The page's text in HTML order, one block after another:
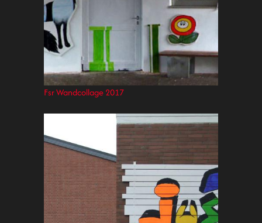
Fsr Wandcollage 2017